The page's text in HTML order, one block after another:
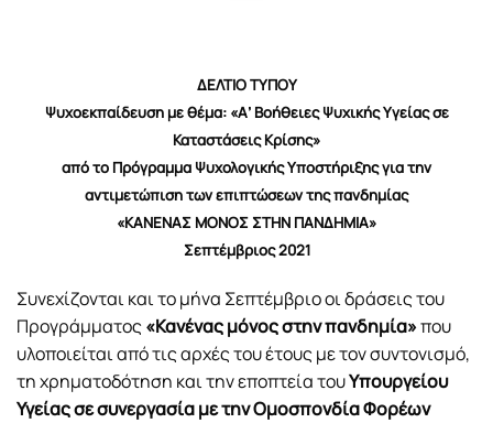
ΔΕΛΤΙΟ ΤΥΠΟΥ
Ψυχοεκπαίδευση με θέμα: «Α’ Βοήθειες Ψυχικής Υγείας σε
Καταστάσεις Κρίσης»
από το Πρόγραμμα Ψυχολογικής Υποστήριξης για την
αντιμετώπιση των επιπτώσεων της πανδημίας
«ΚΑΝΕΝΑΣ ΜΟΝΟΣ ΣΤΗΝ ΠΑΝΔΗΜΙΑ»
Σεπτέμβριος 2021
Συνεχίζονται και το μήνα Σεπτέμβριο οι δράσεις του
Προγράμματος«Κανένας μόνος στην πανδημία»που
υλοποιείται από τις αρχές του έτους με τον συντονισμό,
τη χρηματοδότηση και την εποπτεία τουΥπουργείου
Υγείας σε συνεργασία με την Ομοσπονδία Φορέων